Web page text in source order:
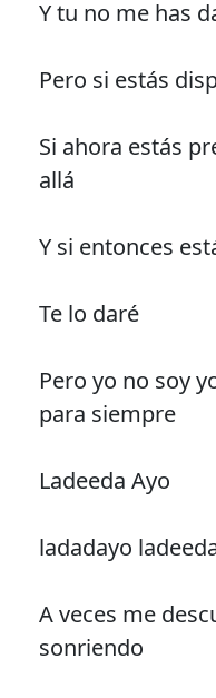
Y tu no me has
Pero si estás
Si ahora estás
allá
Y si entonces
Te lo daré
Pero yo no soy
para siempre
Ladeeda Ayo
ladadayo
A veces me
sonriendo